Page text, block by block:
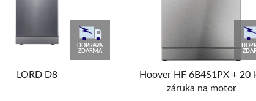
DOPRAVA
ZDARMA
LORD D8
Hoover HF 6B4S1PX + 20
záruka na motor